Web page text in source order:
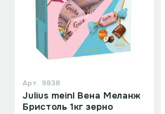
Арт. 9838
Julius meinl Вена Меланж
Бристоль 1кг зерно